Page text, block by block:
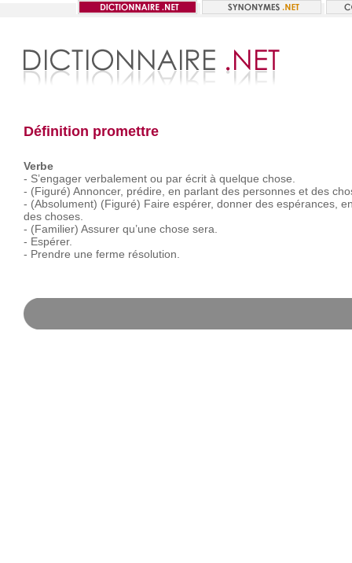
Définition promettre
Verbe
- S’engager verbalement ou par écrit à quelque chose.
- (Figuré) Annoncer, prédire, en parlant des personnes et des
- (Absolument) (Figuré) Faire espérer, donner des espérances,
des choses.
- (Familier) Assurer qu’une chose sera.
- Espérer.
- Prendre une ferme résolution.